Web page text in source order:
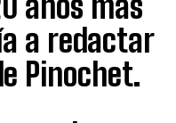
a redactar
Pinochet.